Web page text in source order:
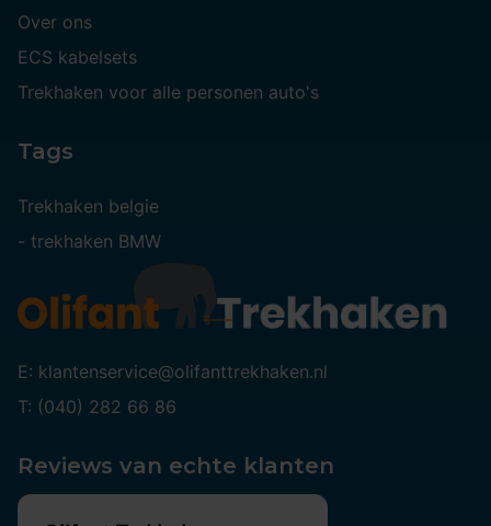
Over ons
ECS kabelsets
Trekhaken voor alle personen auto's
Tags
Trekhaken belgie
- trekhaken BMW
E: klantenservice@olifanttrekhaken.nl
T: (040) 282 66 86
Reviews van echte klanten